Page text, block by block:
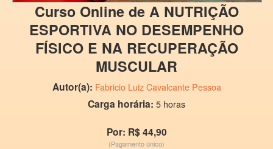
Curso Online de A NUTRIÇÃO
ESPORTIVA NO DESEMPENHO
FÍSICO E NA RECUPERAÇÃO
MUSCULAR
Autor(a): Fabricio Luiz Cavalcante Pessoa
Carga horária: 5 horas
Por: R$ 44,90
(Pagamento único)